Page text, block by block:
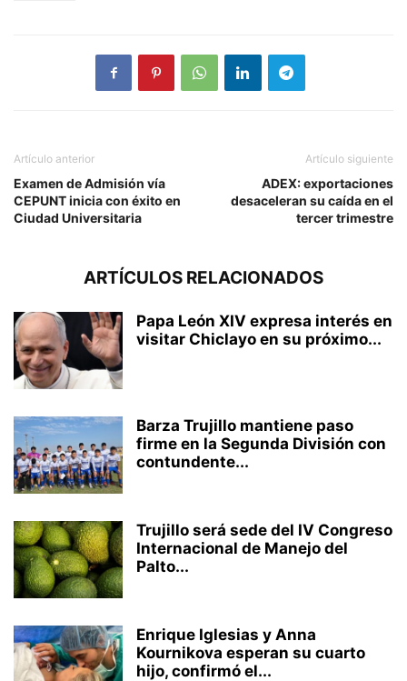
Artículo anterior
Examen de Admisión vía
CEPUNT inicia con éxito en
Ciudad Universitaria
Artículo siguiente
ADEX: exportaciones
desaceleran su caída en el
tercer trimestre
ARTÍCULOS RELACIONADOS
Papa León XIV expresa interés en
visitar Chiclayo en su próximo...
Barza Trujillo mantiene paso
firme en la Segunda División con
contundente...
Trujillo será sede del IV Congreso
Internacional de Manejo del
Palto...
Enrique Iglesias y Anna
Kournikova esperan su cuarto
hijo, confirmó el...